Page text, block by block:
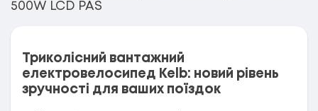
500W LCD PAS
Триколісний вантажний
електровелосипед Kelb: новий рівень
зручності для ваших поїздок